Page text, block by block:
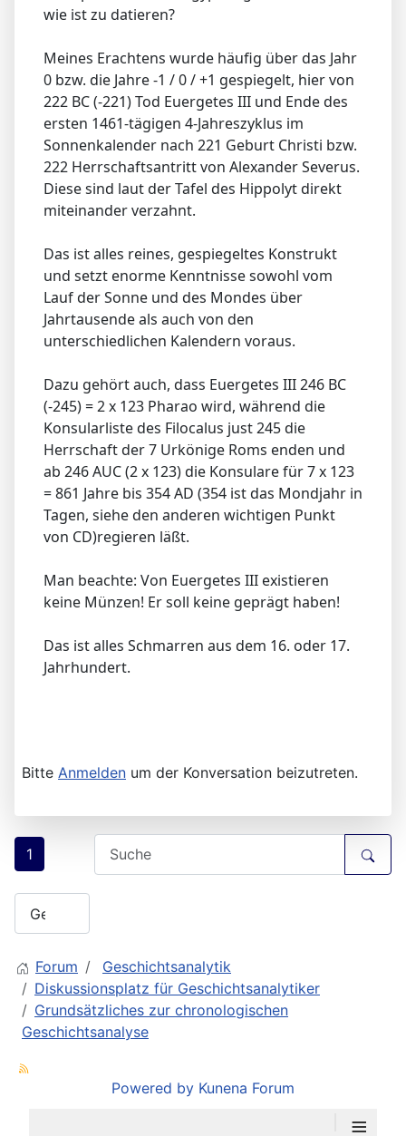
wie ist zu datieren?
Meines Erachtens wurde häufig über das Jahr
0 bzw. die Jahre -1 / 0 / +1 gespiegelt, hier von
222 BC (-221) Tod Euergetes III und Ende des
ersten 1461-tägigen 4-Jahreszyklus im
Sonnenkalender nach 221 Geburt Christi bzw.
222 Herrschaftsantritt von Alexander Severus.
Diese sind laut der Tafel des Hippolyt direkt
miteinander verzahnt.
Das ist alles reines, gespiegeltes Konstrukt
und setzt enorme Kenntnisse sowohl vom
Lauf der Sonne und des Mondes über
Jahrtausende als auch von den
unterschiedlichen Kalendern voraus.
Dazu gehört auch, dass Euergetes III 246 BC
(-245) = 2 x 123 Pharao wird, während die
Konsularliste des Filocalus just 245 die
Herrschaft der 7 Urkönige Roms enden und
ab 246 AUC (2 x 123) die Konsulare für 7 x 123
= 861 Jahre bis 354 AD (354 ist das Mondjahr in
Tagen, siehe den anderen wichtigen Punkt
von CD)regieren läßt.
Man beachte: Von Euergetes III existieren
keine Münzen! Er soll keine geprägt haben!
Das ist alles Schmarren aus dem 16. oder 17.
Jahrhundert.
Bitte Anmelden um der Konversation beizutreten.
1
Forum
Geschichtsanalytik
Diskussionsplatz für Geschichtsanalytiker
Grundsätzliches zur chronologischen
Geschichtsanalyse
Powered by Kunena Forum
≡